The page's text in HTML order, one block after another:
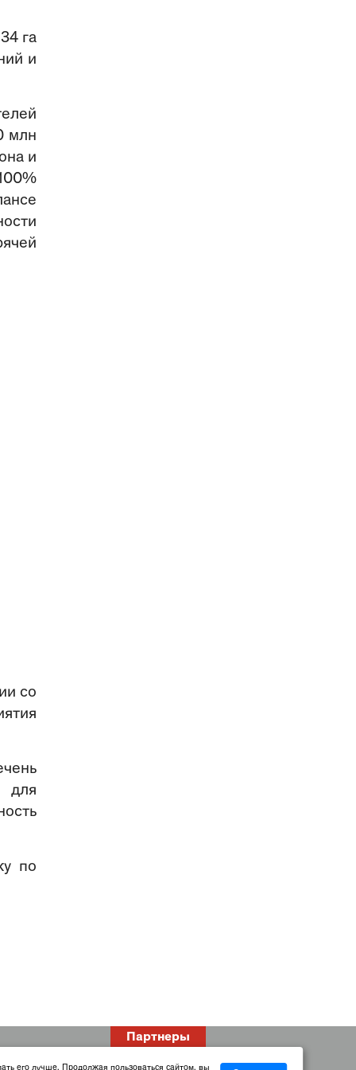
га
и
млн
и
со
по
Партнеры
его лучше. Продолжая пользоваться сайтом, вы